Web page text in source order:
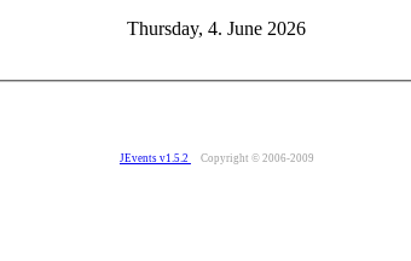
Thursday, 4. June 2026
JEvents v1.5.2 Copyright © 2006-2009